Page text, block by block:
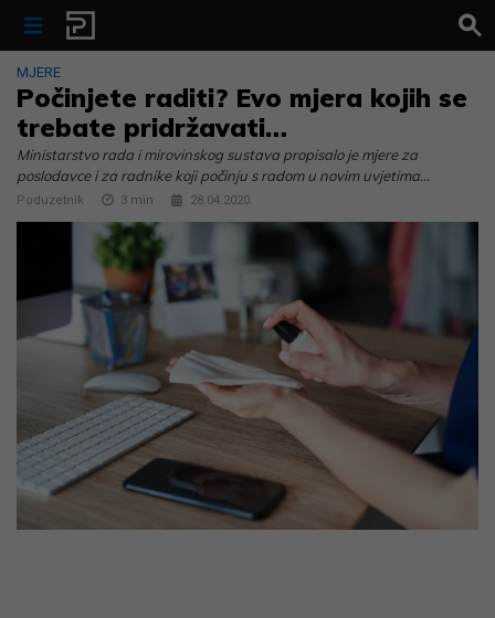
Skip to content
MJERE
Počinjete raditi? Evo mjera kojih se
trebate pridržavati…
Ministarstvo rada i mirovinskog sustava propisalo je mjere za
poslodavce i za radnike koji počinju s radom u novim uvjetima…
Poduzetnik 3 min 28.04.2020.